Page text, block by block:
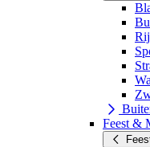
Feest &